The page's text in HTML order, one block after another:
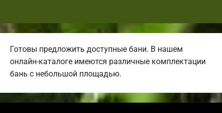
Готовы предложить доступные бани. В нашем
онлайн-каталоге имеются различные комплектации
бань с небольшой площадью.